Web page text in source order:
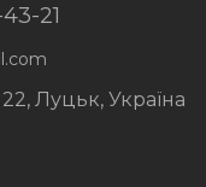
21
Луцьк, Україна